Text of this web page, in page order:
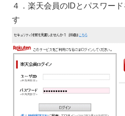
４．楽天会員のIDとパスワー
す